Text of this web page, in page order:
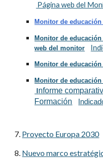
Página web del
Monitor de
Monitor de
web del monitor
Monitor de
Monitor de
nforme
Formación
7 Proyecto Europa 2030
8. Nuevo marco